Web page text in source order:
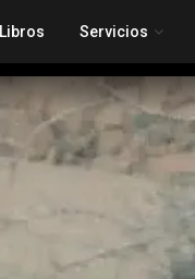
Libros Servicios